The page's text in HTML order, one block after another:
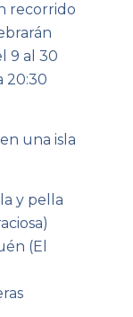
recorrido
9 al 30
20:30
una isla
y pella
(El